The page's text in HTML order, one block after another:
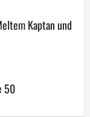
Kaptan und
50